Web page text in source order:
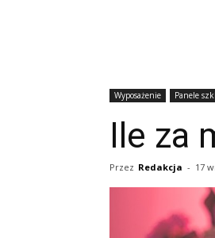
Wyposażenie Panele
Ile za
Przez Redakcja - 17